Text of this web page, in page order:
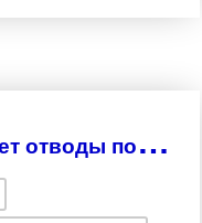
П
ермская ТПК предлагает отводы по ОСТ 108.321.19-82